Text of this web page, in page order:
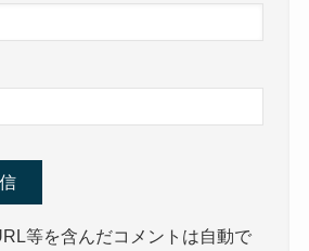
等を含んだコメントは自動で